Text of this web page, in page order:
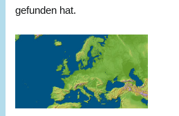
gefunden hat.